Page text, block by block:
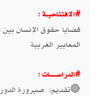
#الافتتاحيـــة :
قضايا حقوق الإنسان بين
المعايير الغربية
أحمد
#الدراســـــــات :
🔴تقديم: صيرورة الدور